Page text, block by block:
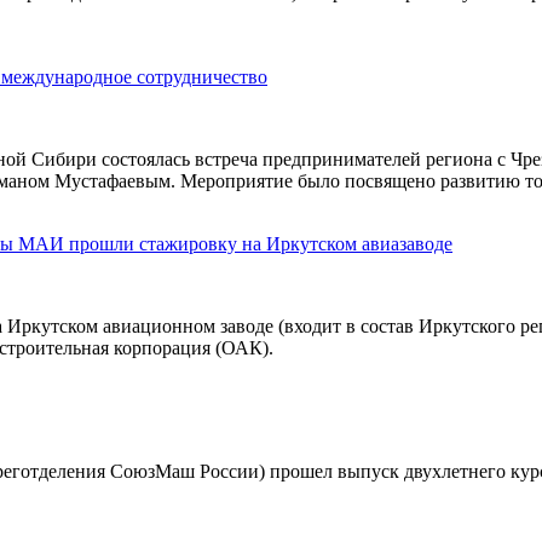
сотрудничество
Сибири состоялась встреча предпринимателей региона с
Мустафаевым. Мероприятие было посвящено развитию
МАИ прошли стажировку на Иркутском авиазаводе
авиационном заводе (входит в состав Иркутского
корпорация (ОАК).
СоюзМаш России) прошел выпуск двухлетнего